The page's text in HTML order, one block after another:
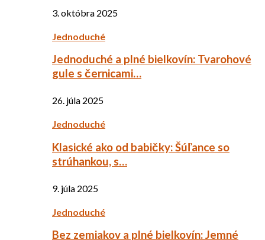
3. októbra 2025
Jednoduché
Jednoduché a plné bielkovín: Tvarohové
gule s černicami…
26. júla 2025
Jednoduché
Klasické ako od babičky: Šúľance so
strúhankou, s…
9. júla 2025
Jednoduché
Bez zemiakov a plné bielkovín: Jemné